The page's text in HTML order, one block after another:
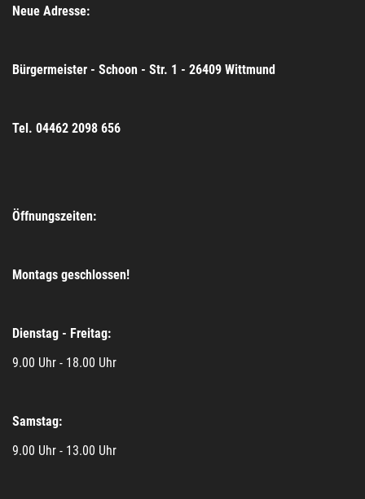
Neue Adresse:
Bürgermeister - Schoon - Str. 1 - 26409 Wittmund
Tel. 04462 2098 656
Öffnungszeiten:
Montags geschlossen!
Dienstag - Freitag:
9.00 Uhr - 18.00 Uhr
Samstag:
9.00 Uhr - 13.00 Uhr